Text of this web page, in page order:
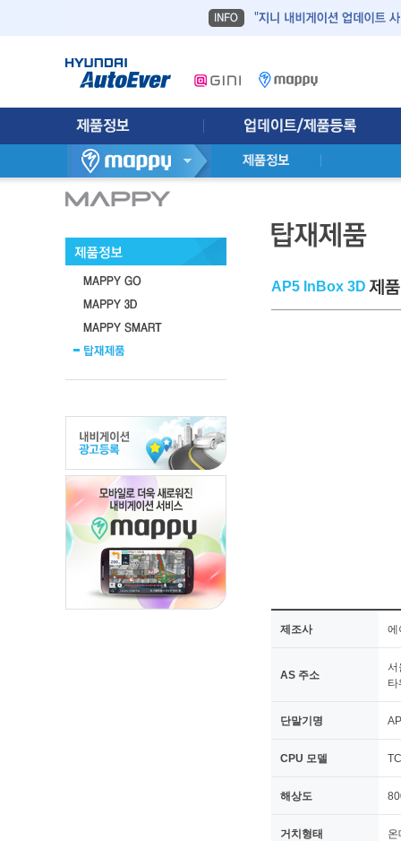
AP5 InBox 3D
제조사 에
AS 주소
서
단말기명
CPU 모델
해상도
거치형태 온